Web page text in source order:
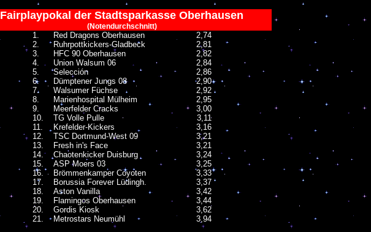
Fairplaypokal der Stadtsparkasse Oberhausen
(Notendurchschnitt)
1. Red Dragons Oberhausen
2,74
2.
Ruhrpottkickers-Gladbeck
2,81
3.
HFC 90 Oberhausen
2,82
4.
Union Walsum 06
2,84
5.
Selección
2,86
6.
Dümptener Jungs 08
2,90
7.
Walsumer Füchse
2,92
8.
Marienhospital Mülheim
2,95
9.
Meerfelder Cracks
3,00
10.
TG Volle Pulle
3,11
11.
Krefelder-Kickers
3,16
12.
TSC Dortmund-West 09
3,21
13.
Fresh in's Face
3,21
14.
Chaotenkicker Duisburg
3,24
15.
ASP Moers 03
3,25
16.
Brömmenkamper Coyoten
3,33
17.
Borussia Forever Lüdingh.
3,37
18.
Aston Vanilla
3,42
19.
Flamingos Oberhausen
3,44
20.
Gordis Kiosk
3,62
21.
Metrostars Neumühl 3,94